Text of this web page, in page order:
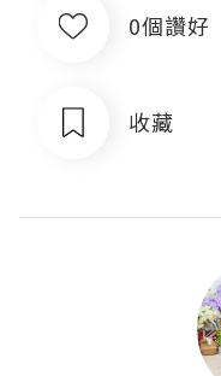
0個讚好
收藏